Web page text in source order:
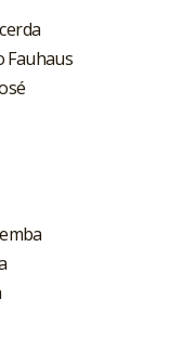
Fauhaus